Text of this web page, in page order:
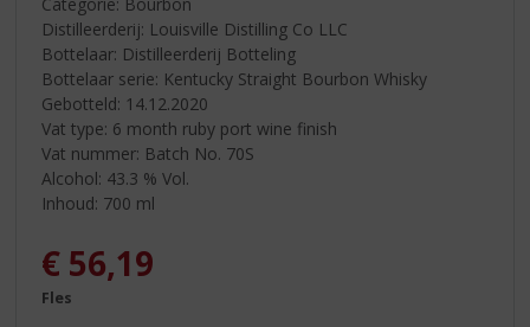
Distilleerderij: Louisville Distilling Co LLC
Bottelaar: Distilleerderij Botteling
Bottelaar serie: Kentucky Straight Bourbon Whisky
Gebotteld: 14.12.2020
Vat type: 6 month ruby port wine finish
Vat nummer: Batch No. 70S
Alcohol: 43.3 % Vol.
Inhoud: 700 ml
€ 56,19
Fles